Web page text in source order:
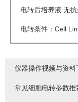
电转后培养液:无
电转条件：Cell
仪器操作视频与资料
常见细胞电转参数推